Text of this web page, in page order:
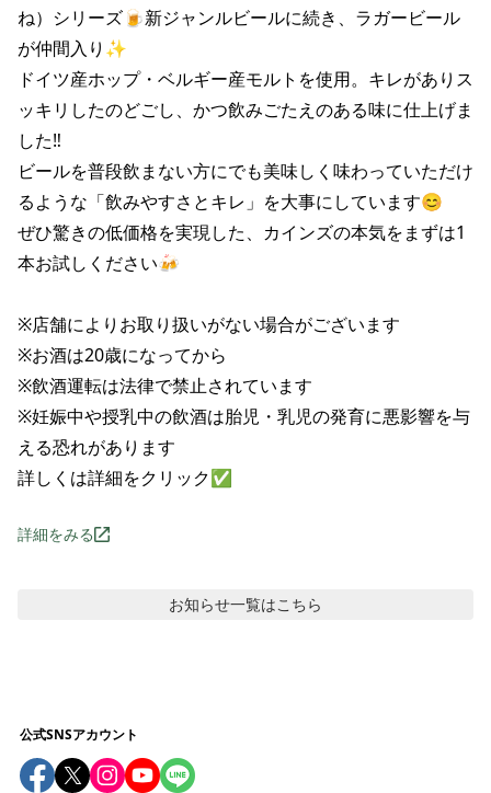
ね）シリーズ🍺新ジャンルビールに続き、ラガービール
が仲間入り✨
ドイツ産ホップ・ベルギー産モルトを使用。キレがありス
ッキリしたのどごし、かつ飲みごたえのある味に仕上げま
した‼️
ビールを普段飲まない方にでも美味しく味わっていただけ
るような「飲みやすさとキレ」を大事にしています😊
ぜひ驚きの低価格を実現した、カインズの本気をまずは1
本お試しください🍻
※店舗によりお取り扱いがない場合がございます
※お酒は20歳になってから
※飲酒運転は法律で禁止されています
※妊娠中や授乳中の飲酒は胎児・乳児の発育に悪影響を与
える恐れがあります
詳しくは詳細をクリック✅
詳細をみる
お知らせ一覧はこちら
公式SNSアカウント